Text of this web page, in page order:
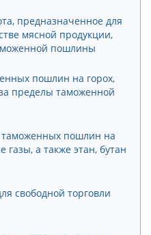
предназначенное для
мясной продукции,
пошлины
пошлин на горох,
пределы таможенной
пошлин на
а также этан, бутан
свободной торговли